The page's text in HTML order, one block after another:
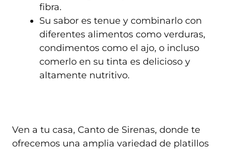
fibra.
Su sabor es tenue y combinarlo con
diferentes alimentos como verduras,
condimentos como el ajo, o incluso
comerlo en su tinta es delicioso y
altamente nutritivo.
Ven a tu casa, Canto de Sirenas, donde te
ofrecemos una amplia variedad de platillos